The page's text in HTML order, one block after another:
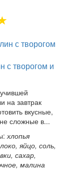
с творогом и
на завтрак
вкусные,
сложные в...
хлопья
яйцо, соль,
сахар,
малина